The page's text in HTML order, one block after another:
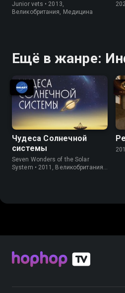
Junior vets • 2013,
Великобритания, Медицина
Ещё в жанре:
Чудеса Солнечной
системы
Seven Wonders of the Solar
System • 2011, Великобритания,